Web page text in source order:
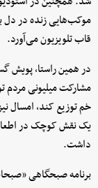
موکب‌هایی زنده در دل
قاب تلویزیون می‌آورد.
در همین راستا، پویش
مشارکت میلیونی مردم
خم توزیع کند، امسال
یک نقش کوچک در
داشت.